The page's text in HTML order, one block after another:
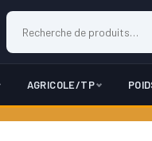
AGRICOLE/TP